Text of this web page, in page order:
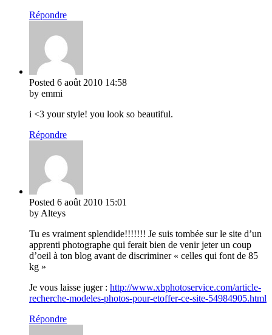
Répondre
Posted 6 août 2010 14:58
by emmi
i <3 your style! you look so beautiful.
Répondre
Posted 6 août 2010 15:01
by Alteys
Tu es vraiment splendide!!!!!!! Je suis tombée sur le site d’un
apprenti photographe qui ferait bien de venir jeter un coup
d’oeil à ton blog avant de discriminer « celles qui font de 85
kg »
Je vous laisse juger : http://www.xbphotoservice.com/article-
recherche-modeles-photos-pour-etoffer-ce-site-54984905.html
Répondre